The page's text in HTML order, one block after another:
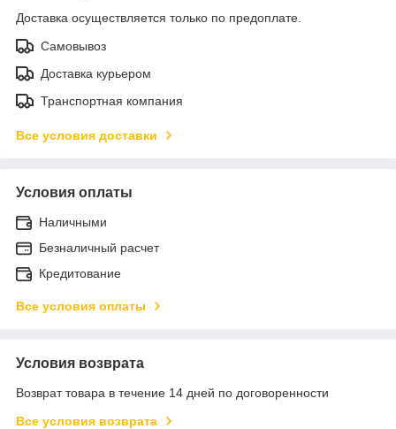
Доставка осуществляется только по предоплате.
Самовывоз
Доставка курьером
Транспортная компания
Все условия доставки
Условия оплаты
Наличными
Безналичный расчет
Кредитование
Все условия оплаты
Условия возврата
Возврат товара в течение 14 дней по договоренности
Все условия возврата